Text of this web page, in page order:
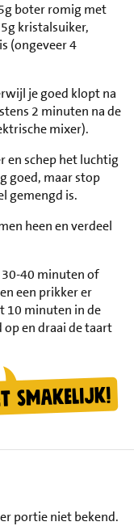
boter romig met
kristalsuiker,
(ongeveer 4
je goed klopt na
2 minuten na de
mixer).
en schep het luchtig
goed, maar stop
gemengd is.
heen en verdeel
30-40 minuten of
een prikker er
10 minuten in de
op en draai de taart
portie niet bekend.